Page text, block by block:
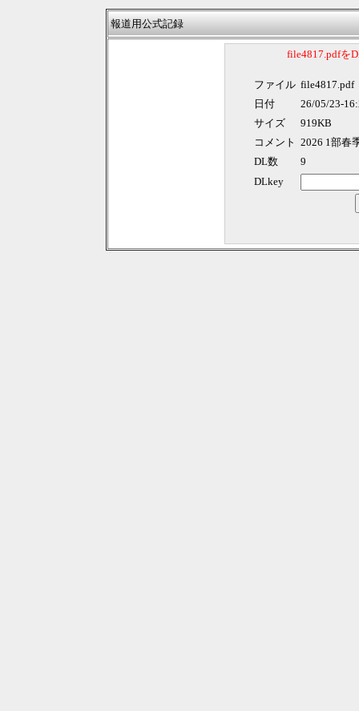
報道用公式記録
file4817.pdfを
ファイル file4817.pdf
日付
26/05/23-
サイズ
919KB
コメント 2026 1部春
DL数
9
DLkey